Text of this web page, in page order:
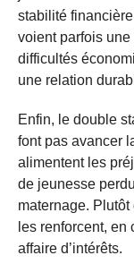
stabilité
voient parfois
difficultés
une relation
Enfin, le double
font pas avancer
alimentent les
de jeunesse
maternage.
les renforcent, en
affaire d’intérêts.